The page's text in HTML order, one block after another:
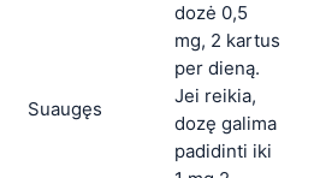
Suaugęs
dozė 0,5
mg, 2 kartus
per dieną.
Jei reikia,
dozę galima
padidinti iki